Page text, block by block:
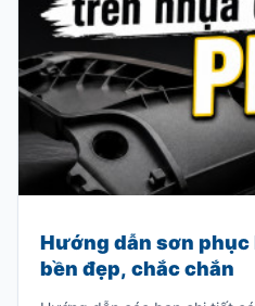
Hướng dẫn sơn phục
bền đẹp, chắc chắn